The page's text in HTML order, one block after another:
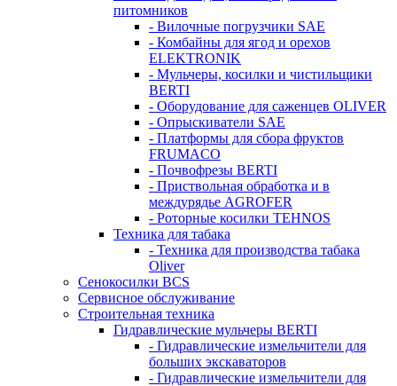
питомников
- Вилочные погрузчики SAE
- Комбайны для ягод и орехов
ELEKTRONIK
- Мульчеры, косилки и чистильщики
BERTI
- Оборудование для саженцев OLIVER
- Опрыскиватели SAE
- Платформы для сбора фруктов
FRUMACO
- Почвофрезы BERTI
- Приствольная обработка и в
междурядье AGROFER
- Роторные косилки TEHNOS
Техника для табака
- Техника для производства табака
Oliver
Сенокосилки BCS
Сервисное обслуживание
Строительная техника
Гидравлические мульчеры BERTI
- Гидравлические измельчители для
больших экскаваторов
- Гидравлические измельчители для